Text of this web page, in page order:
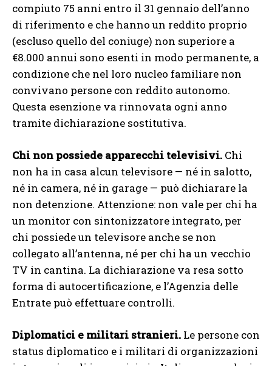
compiuto 75 anni entro il 31 gennaio dell’anno
di riferimento e che hanno un reddito proprio
(escluso quello del coniuge) non superiore a
€8.000 annui sono esenti in modo permanente, a
condizione che nel loro nucleo familiare non
convivano persone con reddito autonomo.
Questa esenzione va rinnovata ogni anno
tramite dichiarazione sostitutiva.
Chi non possiede apparecchi televisivi. Chi
non ha in casa alcun televisore — né in salotto,
né in camera, né in garage — può dichiarare la
non detenzione. Attenzione: non vale per chi ha
un monitor con sintonizzatore integrato, per
chi possiede un televisore anche se non
collegato all’antenna, né per chi ha un vecchio
TV in cantina. La dichiarazione va resa sotto
forma di autocertificazione, e l’Agenzia delle
Entrate può effettuare controlli.
Diplomatici e militari stranieri. Le persone con
status diplomatico e i militari di organizzazioni